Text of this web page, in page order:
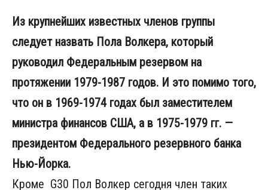
Из крупнейших известных членов группы
следует назвать Пола Волкера, который
руководил Федеральным резервом на
протяжении 1979-1987 годов. И это помимо того,
что он в 1969-1974 годах был заместителем
министра финансов США, а в 1975-1979 гг. —
президентом Федерального резервного банка
Нью-Йорка.
Кроме G30 Пол Волкер сегодня член таких